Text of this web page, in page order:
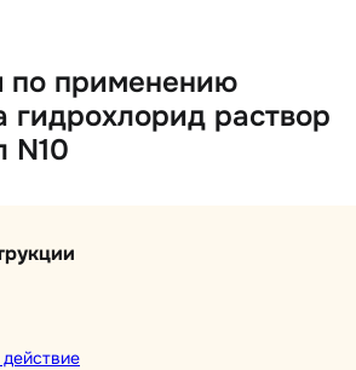
по применению
гидрохлорид раствор
N10